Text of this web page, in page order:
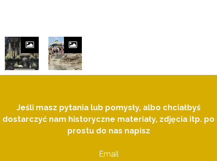
Jeśli masz pytania lub pomysły, albo chciałbyś
dostarczyć nam historyczne materiały, zdjęcia itp. po
prostu do nas napisz
Email